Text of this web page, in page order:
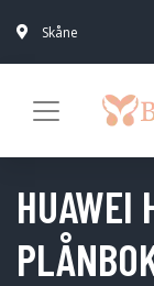
Skåne
HUAWEI